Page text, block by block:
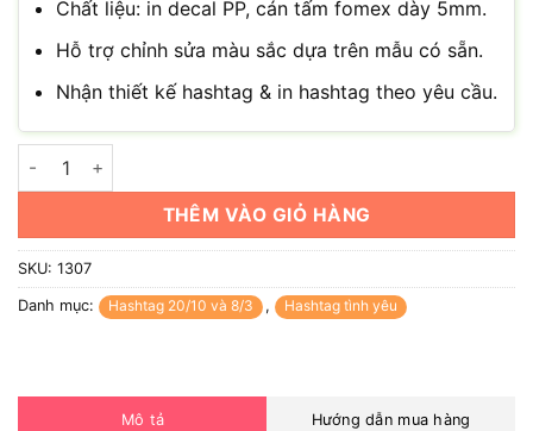
Chất liệu: in decal PP, cán tấm fomex dày 5mm.
Hỗ trợ chỉnh sửa màu sắc dựa trên mẫu có sẵn.
Nhận thiết kế hashtag & in hashtag theo yêu cầu.
Hashtag em là để yêu số lượng
THÊM VÀO GIỎ HÀNG
SKU: 1307
Danh mục: Hashtag 20/10 và 8/3 , Hashtag tình yêu
Mô tả Hướng dẫn mua hàng